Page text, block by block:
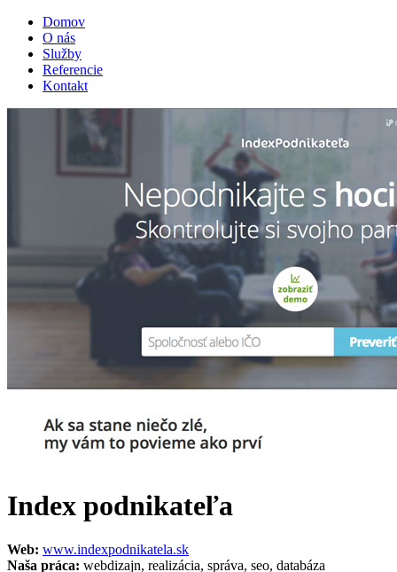
Domov
O nás
Služby
Referencie
Kontakt
Index podnikateľa
Web: www.indexpodnikatela.sk
Naša práca: webdizajn, realizácia, správa, seo, databáza